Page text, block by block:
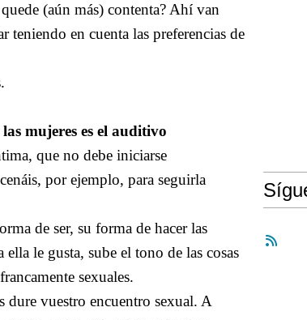
(aún más) contenta? Ahí van
teniendo en cuenta las preferencias de
mujeres es el auditivo
que no debe iniciarse
por ejemplo, para seguirla
de ser, su forma de hacer las
le gusta, sube el tono de las cosas
sexuales.
dure vuestro encuentro sexual. A